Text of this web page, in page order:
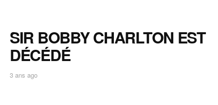
SIR BOBBY CHARLTON EST
DÉCÉDÉ
3 ans ago